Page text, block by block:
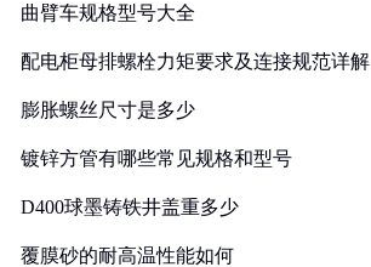
曲臂车规格型号大全
配电柜母排螺栓力矩要求及连接规范详解
膨胀螺丝尺寸是多少
镀锌方管有哪些常见规格和型号
D400球墨铸铁井盖重多少
覆膜砂的耐高温性能如何